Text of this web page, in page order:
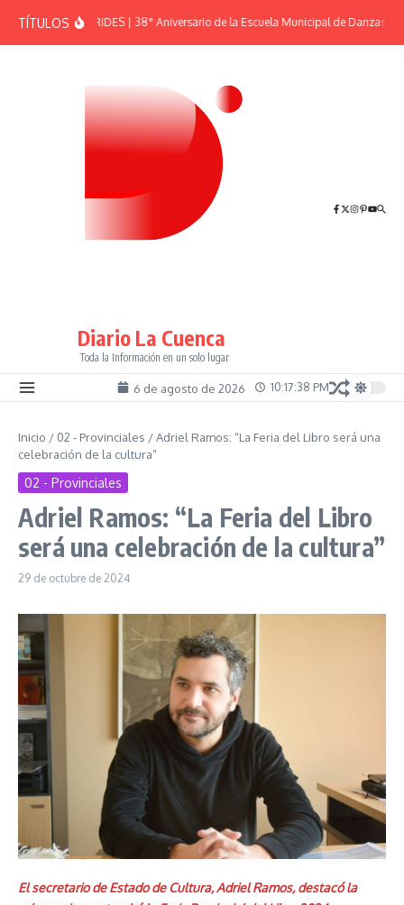
TÍTULOSEFEMÉRIDES | 38° Aniversario de la Escuela Municipal de Danzas “El
Diario La Cuenca
Toda la Información en un solo lugar
6 de agosto de 2026 10:17:38 PM
Inicio / 02 - Provinciales /Adriel Ramos: “La Feria del Libro será una
celebración de la cultura”
02 - Provinciales
Adriel Ramos: “La Feria del Libro
será una celebración de la cultura”
29 de octubre de 2024
El secretario de Estado de Cultura, Adriel Ramos, destacó la